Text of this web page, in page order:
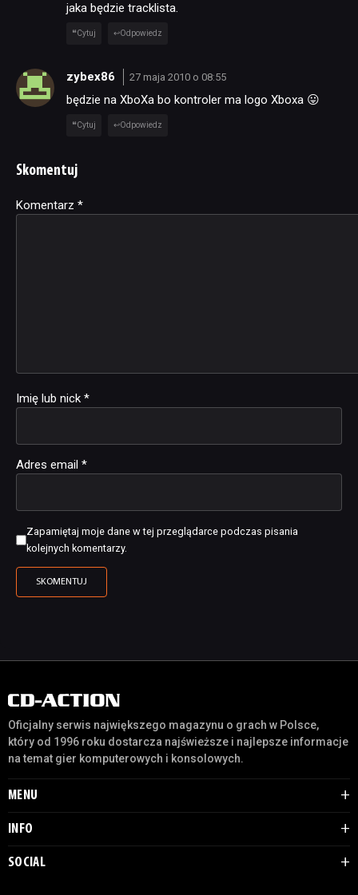
jaka będzie tracklista.
Cytuj Odpowiedz
zybex86 27 maja 2010 o 08:55
będzie na XboXa bo kontroler ma logo Xboxa 😛
Cytuj Odpowiedz
Skomentuj
Komentarz *
Imię lub nick *
Adres email *
Zapamiętaj moje dane w tej przeglądarce podczas pisania
kolejnych komentarzy.
Alternative:
Oficjalny serwis największego magazynu o grach w Polsce,
który od 1996 roku dostarcza najświeższe i najlepsze informacje
na temat gier komputerowych i konsolowych.
MENU
INFO
SOCIAL